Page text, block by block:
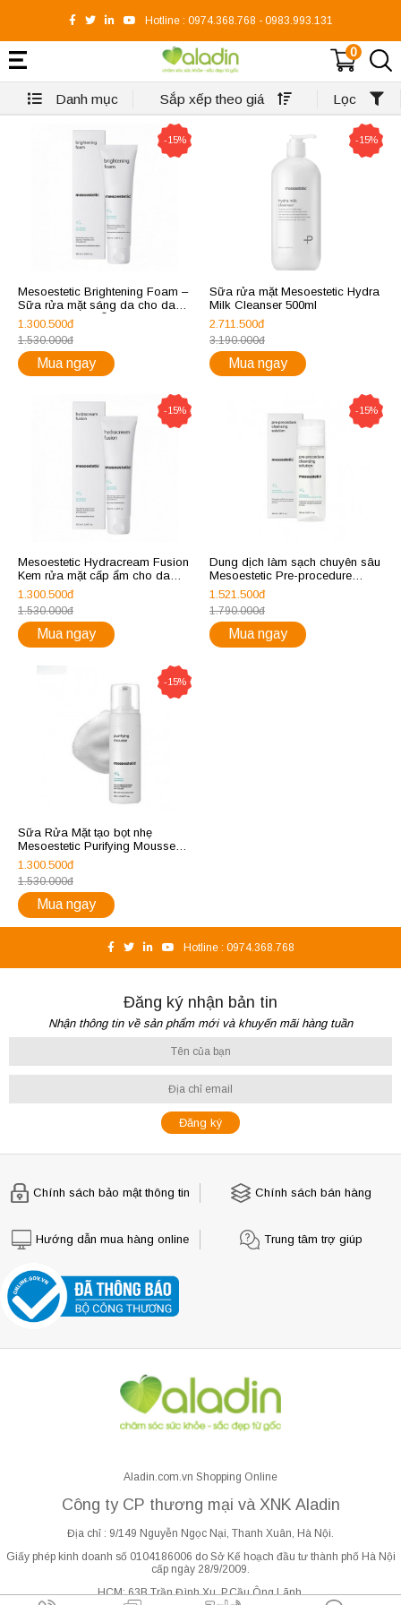
Hotline : 0974.368.768 - 0983.993.131
0
Danh mục Sắp xếp theo giá Lọc
-15%
Mesoestetic Brightening Foam –
Sữa rửa mặt sáng da cho da
thường và da hỗn hợp
1.300.500đ
1.530.000đ
Mua ngay
-15%
Sữa rửa mặt Mesoestetic Hydra
Milk Cleanser 500ml
2.711.500đ
3.190.000đ
Mua ngay
-15%
Mesoestetic Hydracream Fusion
Kem rửa mặt cấp ẩm cho da
khô và nhạy cảm 100ml
1.300.500đ
1.530.000đ
Mua ngay
-15%
Dung dịch làm sạch chuyên sâu
Mesoestetic Pre-procedure
cleansing solution 150ml
1.521.500đ
1.790.000đ
Mua ngay
-15%
Sữa Rửa Mặt tạo bọt nhẹ
Mesoestetic Purifying Mousse
dành cho da dầu mụn 150ml
1.300.500đ
1.530.000đ
Mua ngay
Hotline : 0974.368.768
Đăng ký nhận bản tin
Nhận thông tin về sản phẩm mới và khuyến mãi hàng tuần
Chính sách bảo mật thông tin Chính sách bán hàng
Hướng dẫn mua hàng online Trung tâm trợ giúp
Aladin.com.vn Shopping Online
Công ty CP thương mại và XNK Aladin
Địa chỉ : 9/149 Nguyễn Ngọc Nại, Thanh Xuân, Hà Nội.
Giấy phép kinh doanh số 0104186006 do Sở Kế hoạch đầu tư thành phố Hà Nội
cấp ngày 28/9/2009.
HCM: 63B Trần Đình Xu, P.Cầu Ông Lãnh.